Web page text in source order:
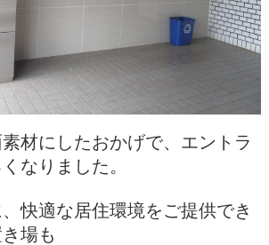
材にしたおかげで、エントラ
なりました。
快適な居住環境をご提供でき
場も